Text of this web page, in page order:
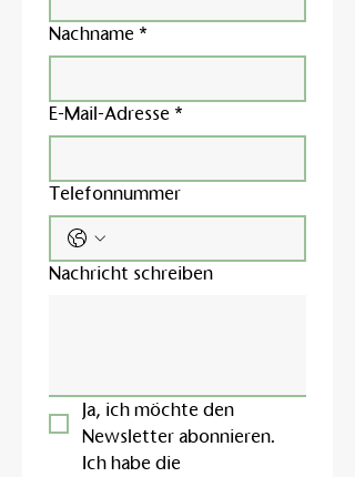
Nachname *
E-Mail-Adresse *
Telefonnummer
Nachricht schreiben
Ja, ich möchte den
Newsletter abonnieren.